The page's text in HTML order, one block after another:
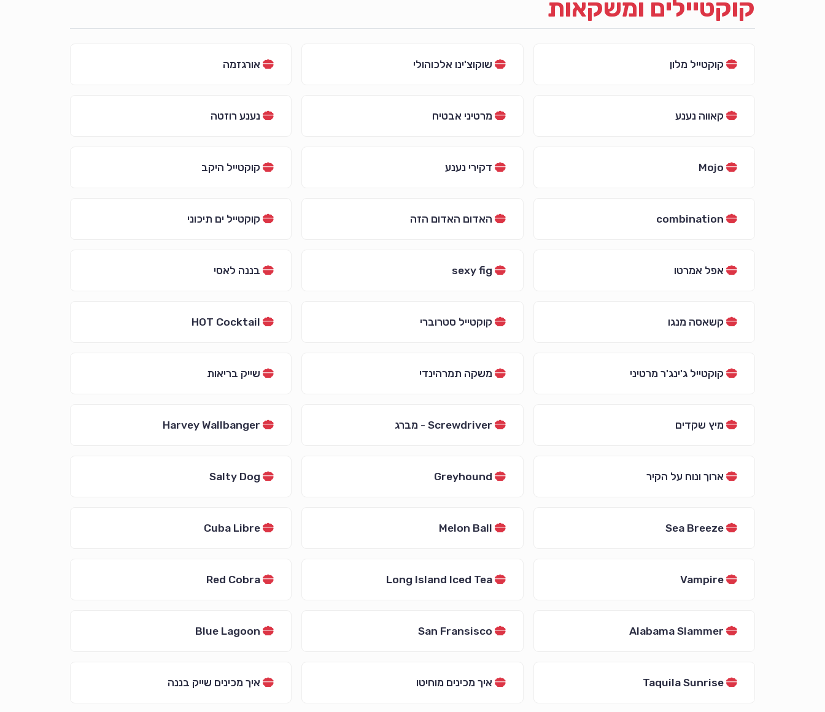
קוקטיילים ומשקאות
קוקטייל מלון שוקוצ'ינו אלכוהולי אורגזמה
קאווה נענע מרטיני אבטיח נענע רוזטה
דקירי נענע קוקטייל היקב
האדום האדום הזה קוקטייל ים תיכוני
אפל אמרטו בננה לאסי
קשאסה מנגו קוקטייל סטרוברי HOT Cocktail
קוקטייל ג'ינג'ר מרטיני משקה תמרהינדי שייק בריאות
מיץ שקדים Harvey Wallbanger
ארוך ונוח על הקיר Salty Dog
Cuba Libre
Long Island Iced Tea
Red Cobra
Blue Lagoon
איך מכינים מוחיטו איך מכינים שייק בננה